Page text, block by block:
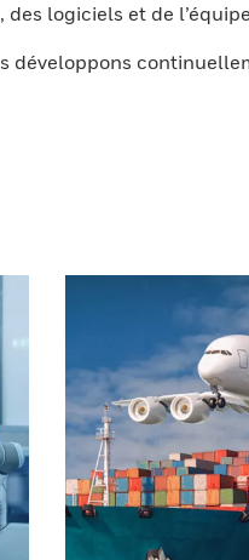
logiciels et de
développons